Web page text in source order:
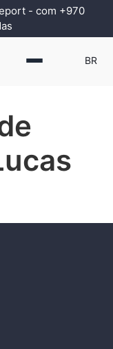
- com +970
BR
–
um